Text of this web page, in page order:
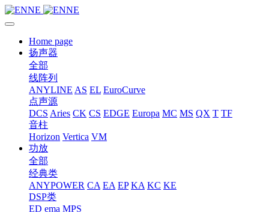
Home page
扬声器
全部
线阵列
ANYLINE AS EL EuroCurve
点声源
DCS Aries CK CS EDGE Europa MC MS QX T TF
音柱
Horizon Vertica VM
功放
全部
经典类
ANYPOWER CA EA EP KA KC KE
DSP类
ED ema MPS